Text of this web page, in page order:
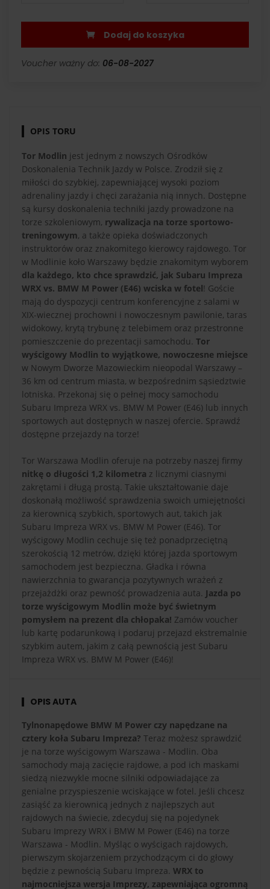
Dodaj do koszyka
Voucher ważny do: 06-08-2027
OPIS TORU
Tor Modlin jest jednym z nowszych Ośrodków
Doskonalenia Technik Jazdy w Polsce. Zrodził się z
miłości do szybkiej, zapewniającej wysoki poziom
adrenaliny jazdy i chęci zarażania nią innych. Dostępne
są kursy doskonalenia techniki jazdy prowadzone na
torze szkoleniowym, rywalizacja na torze sportowo-
treningowym, a także opieka doświadczonych
instruktorów oraz znakomitego kierowcy rajdowego. Tor
w Modlinie koło Warszawy będzie znakomitym wyborem
dla każdego, kto chce sprawdzić, jak Subaru Impreza
WRX vs. BMW M Power (E46) wciska w fotel! Goście
mają do dyspozycji centrum konferencyjne z salami w
XIX-wiecznej prochowni i nowoczesnym pawilonie, taras
widokowy, krytą trybunę z telebimem oraz przestronne
pomieszczenie do prezentacji samochodu. Tor
wyścigowy Modlin to wyjątkowe, nowoczesne miejsce
w Nowym Dworze Mazowieckim nieopodal Warszawy –
36 km od centrum miasta, w bezpośrednim sąsiedztwie
lotniska. Przekonaj się o pełnej mocy samochodu
Subaru Impreza WRX vs. BMW M Power (E46) lub innych
sportowych aut dostępnych w naszej ofercie. Sprawdź
dostępne przejazdy na torze!
Tor Warszawa Modlin oferuje na potrzeby naszej firmy
nitkę o długości 1,2 kilometra z licznymi ciasnymi
zakrętami i długą prostą. Takie ukształtowanie daje
doskonałą możliwość sprawdzenia swoich umiejętności
za kierownicą szybkich, sportowych aut, takich jak
Subaru Impreza WRX vs. BMW M Power (E46). Tor
wyścigowy Modlin cechuje się też ponadprzeciętną
szerokością 12 metrów, dzięki której jazda sportowym
samochodem jest bezpieczna. Gładka i równa
nawierzchnia to gwarancja pozytywnych wrażeń z
przejażdżki oraz pewność prowadzenia auta. Jazda po
torze wyścigowym Modlin może być świetnym
pomysłem na prezent dla chłopaka! Zamów voucher
lub kartę podarunkową i podaruj przejazd ekstremalnie
szybkim autem, jakim z całą pewnością jest Subaru
Impreza WRX vs. BMW M Power (E46)!
OPIS AUTA
Tylnonapędowe BMW M Power czy napędzane na
cztery koła Subaru Impreza? Teraz możesz sprawdzić
je na torze wyścigowym Warszawa - Modlin. Oba
samochody mają zacięcie rajdowe, a pod ich maskami
siedzą niezwykle mocne silniki odpowiadające za
genialne przyspieszenie wciskające w fotel. Jeśli chcesz
zasiąść za kierownicą jednych z najlepszych aut
rajdowych na świecie, zdecyduj się na pojedynek
Subaru Imprezy WRX i BMW M Power (E46) na torze
Warszawa - Modlin. Myśląc o wyścigach rajdowych,
pierwszym skojarzeniem przychodzącym ci do głowy
będzie z pewnością Subaru Impreza. WRX to
najmocniejsza wersja Imprezy, zapewniająca ogromną